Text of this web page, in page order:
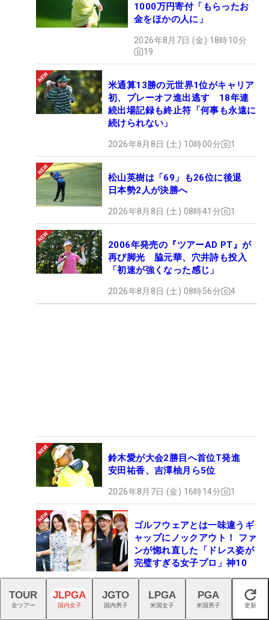
1000万円寄付「もらったお
金をほかの人に」
2026年8月7日 (金) 18時10分
19
米通算13勝の元世界1位がキャリア
初、プレーオフ進出逃す 18年連
続出場記録も終止符「何事も永遠に
続けられない」
2026年8月8日 (土) 10時00分 1
松山英樹は「69」も26位に後退
日本勢2人が決勝へ
2026年8月8日 (土) 08時41分 1
2006年発売の『ツアーAD PT』が
再び脚光 脇元華、穴井詩も投入
「初速が強くなった感じ」
2026年8月8日 (土) 08時56分 4
鈴木愛が大会2勝目へ首位T発進
安田祐香、吉澤柚月ら5位
2026年8月7日 (金) 16時14分 1
ゴルフウェアとは一味違うギ
ャップにノックアウト！ ファ
ンが惚れ直した「ドレス姿が
完璧すぎる女子プロ」神10
111
閉じる
TOUR
全ツアー
JLPGA
国内女子
JGTO
国内男子
LPGA
米国女子
PGA
米国男子 更新